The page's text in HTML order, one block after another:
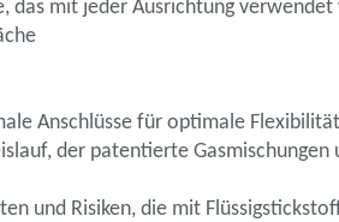
das mit jeder Ausrichtung
Anschlüsse für optimale Flexibilität
der patentierte
und Risiken, die mit